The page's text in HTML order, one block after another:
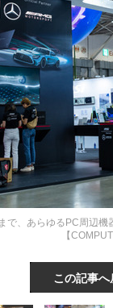
で、あらゆるPC周辺
【
この記事へ